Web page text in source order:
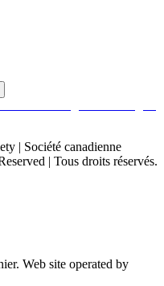
| Société canadienne
| Tous droits réservés.
Web site operated by